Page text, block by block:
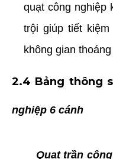
quạt công nghiệp
trội giúp tiết
không gian
2.4 Bảng thông
nghiệp 6 cánh
Quạt trần